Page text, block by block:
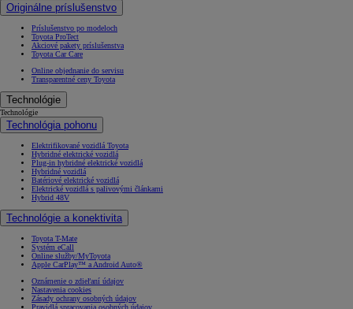
Originálne príslušenstvo
Príslušenstvo po modeloch
Toyota ProTect
Akciové pakety príslušenstva
Toyota Car Care
Online objednanie do servisu
Transparentné ceny Toyota
Technológie
Technológie
Technológia pohonu
Elektrifikované vozidlá Toyota
Hybridné elektrické vozidlá
Plug-in hybridné elektrické vozidlá
Hybridné vozidlá
Batériové elektrické vozidlá
Elektrické vozidlá s palivovými článkami
Hybrid 48V
Technológie a konektivita
Toyota T-Mate
Systém eCall
Online služby/MyToyota
Apple CarPlay™ a Android Auto®
Oznámenie o zdieľaní údajov
Nastavenia cookies
Zásady ochrany osobných údajov
Pravidlá spracovania osobných údajov